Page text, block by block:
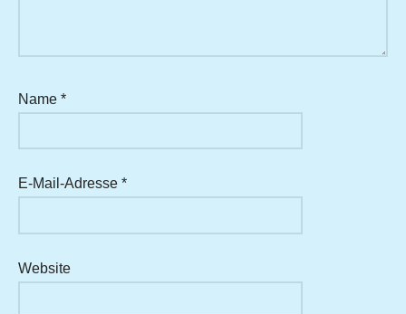
Name *
E-Mail-Adresse *
Website